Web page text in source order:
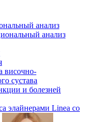
анализ
анализ
височно-
сустава
и болезней
элайнерами Linea со